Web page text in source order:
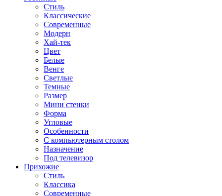
Стиль
Классические
Современные
Модерн
Хай-тек
Цвет
Белые
Венге
Светлые
Темные
Размер
Мини стенки
Форма
Угловые
Особенности
С компьютерным столом
Назначение
Под телевизор
Прихожие
Стиль
Классика
Современные